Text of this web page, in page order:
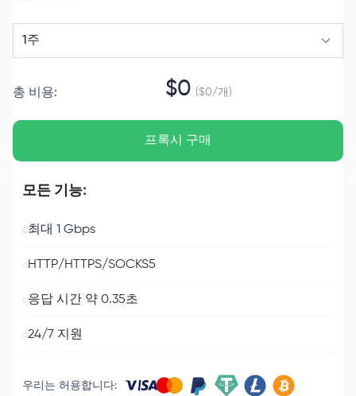
1주
총 비용: $0 ($0/개 )
프록시 구매
모든 기능:
최대 1 Gbps
HTTP/HTTPS/SOCKS5
응답 시간 약 0.35초
24/7 지원
우리는 허용합니다: